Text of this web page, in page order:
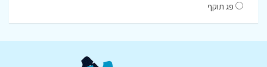
פג תוקף